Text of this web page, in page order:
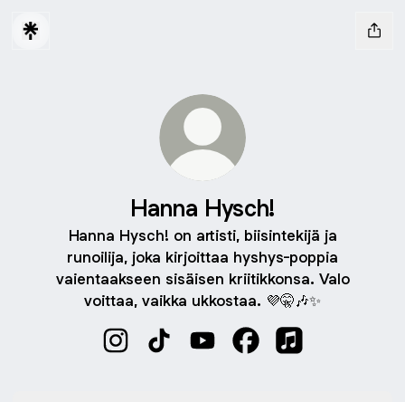
Hanna Hysch!
Hanna Hysch! on artisti, biisintekijä ja
runoilija, joka kirjoittaa hyshys-poppia
vaientaakseen sisäisen kriitikkonsa. Valo
voittaa, vaikka ukkostaa. 💜🤫🎶✨️